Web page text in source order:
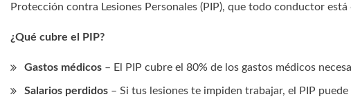
Protección contra Lesiones Personales (PIP), que todo conductor está
¿Qué cubre el PIP?
Gastos médicos – El PIP cubre el 80% de los gastos médicos
Salarios perdidos – Si tus lesiones te impiden trabajar, el PIP